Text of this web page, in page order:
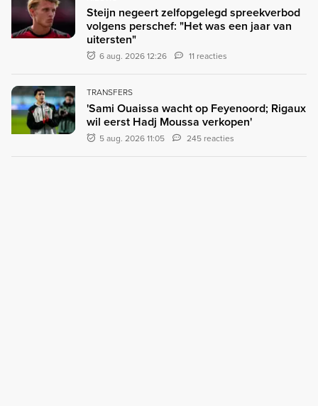
Steijn negeert zelfopgelegd spreekverbod
volgens perschef: "Het was een jaar van
uitersten"
6 aug. 2026 12:26 11 reacties
TRANSFERS
'Sami Ouaissa wacht op Feyenoord; Rigaux
wil eerst Hadj Moussa verkopen'
5 aug. 2026 11:05 245 reacties